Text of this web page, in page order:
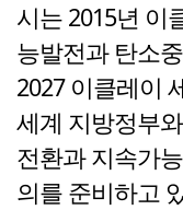
시는 2015년 이
능발전과 탄소
2027 이클레이
세계 지방정부
전환과 지속가
의를 준비하고